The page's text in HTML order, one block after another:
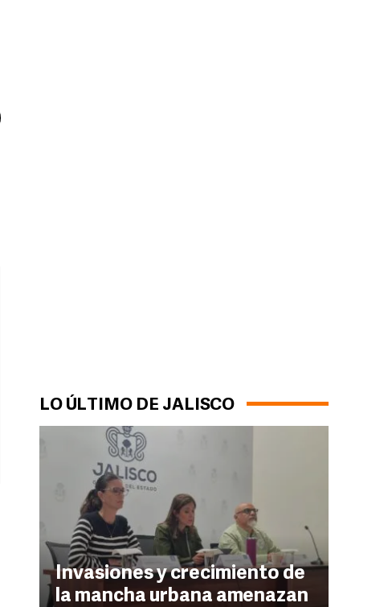
LO ÚLTIMO DE JALISCO
Invasiones y crecimiento de
la mancha urbana amenazan